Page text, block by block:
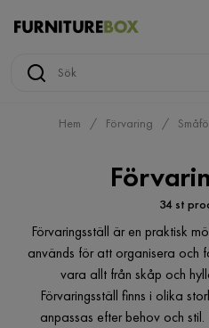
Hem Förvaring
34 st
Förvaringsställ är en praktisk
används för att organisera och
vara allt från skåp och
Förvaringsställ finns i olika
anpassas efter behov och